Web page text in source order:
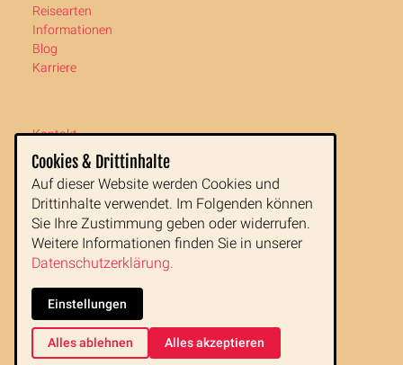
Reisearten
Informationen
Blog
Karriere
Kontakt
Newsletter
Impressum
AGB
Datenschutz
Zugvogeltouristik GmbH
Buchfeldgasse 16
1080 Wien
Tel: +43 1 890 77 00
Fax: +43 1 890 77 00 99
E-Mail: office@zugvogeltouristik.at
Cookies & Drittinhalte
Auf dieser Website werden Cookies und
Drittinhalte verwendet. Im Folgenden können
Sie Ihre Zustimmung geben oder widerrufen.
Weitere Informationen finden Sie in unserer
Datenschutzerklärung.
Einstellungen
Alles ablehnen Alles akzeptieren